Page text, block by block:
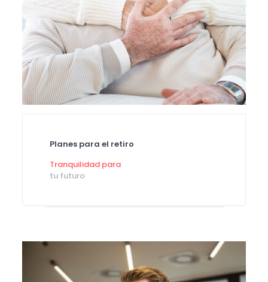
Planes para el retiro
Tranquilidad para
tu futuro